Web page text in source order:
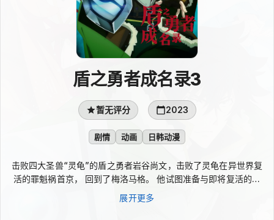
盾之勇者成名录3
暂无评分 2023
剧情 动画 日韩动漫
击败四大圣兽“灵龟”的盾之勇者岩谷尚文，击败了灵龟在异世界复
活的罪魁祸首京， 回到了梅洛马格。 他试图准备与即将复活的新
四圣兽“凤凰”的战斗，但在灵龟骚乱中失败的三位英雄却失踪了，
岩谷尚文的领地也处于实力不确定的境地。 为了找回前卢洛罗纳
展开更多